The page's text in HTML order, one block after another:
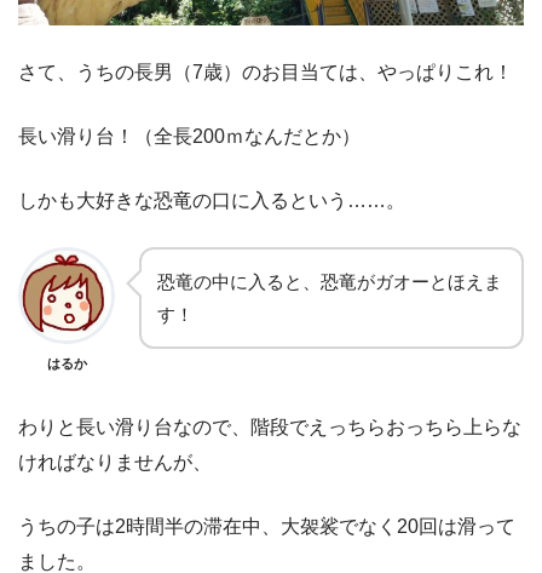
さて、うちの長男（7歳）のお目当ては、やっぱりこれ！
長い滑り台！（全長200ｍなんだとか）
しかも大好きな恐竜の口に入るという……。
はるか
恐竜の中に入ると、恐竜がガオーとほえま
す！
わりと長い滑り台なので、階段でえっちらおっちら上らな
ければなりませんが、
うちの子は2時間半の滞在中、大袈裟でなく20回は滑って
ました。